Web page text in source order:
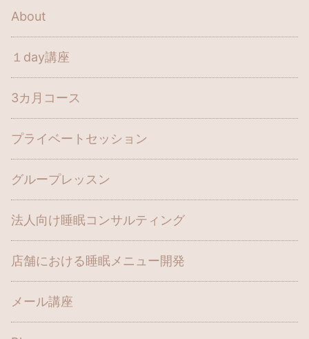
About
１day講座
3カ月コース
プライベートセッション
グループレッスン
法人向け睡眠コンサルティング
店舗における睡眠メニュー開発
メール講座